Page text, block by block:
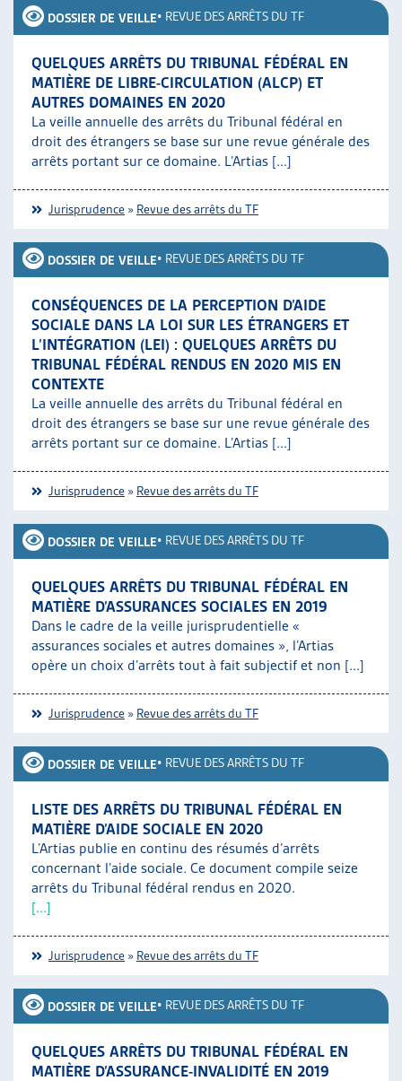
DOSSIER DE VEILLE• REVUE DES ARRÊTS DU TF
QUELQUES ARRÊTS DU TRIBUNAL FÉDÉRAL EN
MATIÈRE DE LIBRE-CIRCULATION (ALCP) ET
AUTRES DOMAINES EN 2020
La veille annuelle des arrêts du Tribunal fédéral en
droit des étrangers se base sur une revue générale des
arrêts portant sur ce domaine. L’Artias [...]
Jurisprudence » Revue des arrêts du TF
DOSSIER DE VEILLE• REVUE DES ARRÊTS DU TF
CONSÉQUENCES DE LA PERCEPTION D’AIDE
SOCIALE DANS LA LOI SUR LES ÉTRANGERS ET
L’INTÉGRATION (LEI) : QUELQUES ARRÊTS DU
TRIBUNAL FÉDÉRAL RENDUS EN 2020 MIS EN
CONTEXTE
La veille annuelle des arrêts du Tribunal fédéral en
droit des étrangers se base sur une revue générale des
arrêts portant sur ce domaine. L’Artias [...]
Jurisprudence » Revue des arrêts du TF
DOSSIER DE VEILLE• REVUE DES ARRÊTS DU TF
QUELQUES ARRÊTS DU TRIBUNAL FÉDÉRAL EN
MATIÈRE D’ASSURANCES SOCIALES EN 2019
Dans le cadre de la veille jurisprudentielle «
assurances sociales et autres domaines », l’Artias
opère un choix d’arrêts tout à fait subjectif et non [...]
Jurisprudence » Revue des arrêts du TF
DOSSIER DE VEILLE• REVUE DES ARRÊTS DU TF
LISTE DES ARRÊTS DU TRIBUNAL FÉDÉRAL EN
MATIÈRE D’AIDE SOCIALE EN 2020
L’Artias publie en continu des résumés d’arrêts
concernant l’aide sociale. Ce document compile seize
arrêts du Tribunal fédéral rendus en 2020.
[...]
Jurisprudence » Revue des arrêts du TF
DOSSIER DE VEILLE• REVUE DES ARRÊTS DU TF
QUELQUES ARRÊTS DU TRIBUNAL FÉDÉRAL EN
MATIÈRE D’ASSURANCE-INVALIDITÉ EN 2019